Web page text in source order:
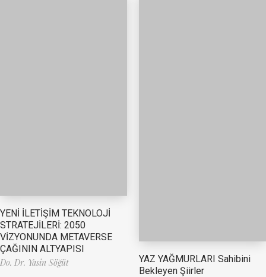
YENİ İLETİŞİM TEKNOLOJİ
STRATEJİLERİ: 2050
VİZYONUNDA METAVERSE
ÇAĞININ ALTYAPISI
Do. Dr. Yasin Söğüt
YAZ YAĞMURLARI Sahibini
Bekleyen Şiirler